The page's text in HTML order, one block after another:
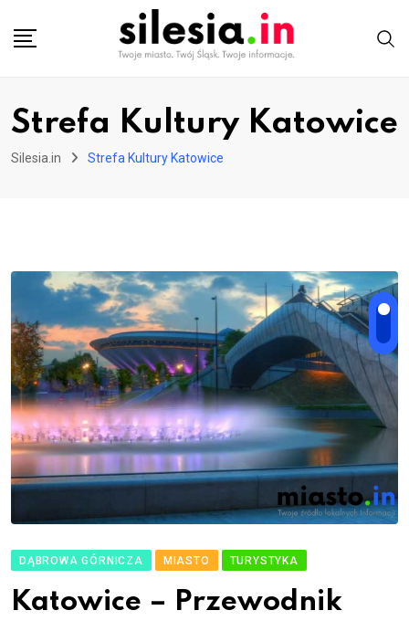
Strefa Kultury Katowice
Silesia.in Strefa Kultury Katowice
DĄBROWA GÓRNICZA MIASTO TURYSTYKA
Katowice – Przewodnik